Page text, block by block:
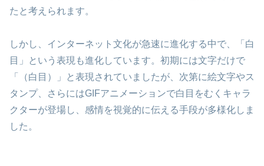
たと考えられます。
しかし、インターネット文化が急速に進化する中で、「白
目」という表現も進化しています。初期には文字だけで
「（白目）」と表現されていましたが、次第に絵文字やス
タンプ、さらにはGIFアニメーションで白目をむくキャラ
クターが登場し、感情を視覚的に伝える手段が多様化しま
した。